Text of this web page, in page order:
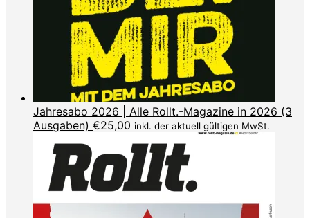
Jahresabo 2026 | Alle Rollt.-Magazine in 2026 (3
Ausgaben) €25,00 inkl. der aktuell gültigen MwSt.